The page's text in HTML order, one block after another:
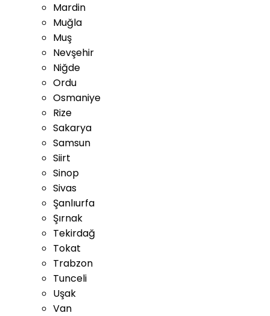
Mardin
Muğla
Muş
Nevşehir
Niğde
Ordu
Osmaniye
Rize
Sakarya
Samsun
Siirt
Sinop
Sivas
Şanlıurfa
Şırnak
Tekirdağ
Tokat
Trabzon
Tunceli
Uşak
Van